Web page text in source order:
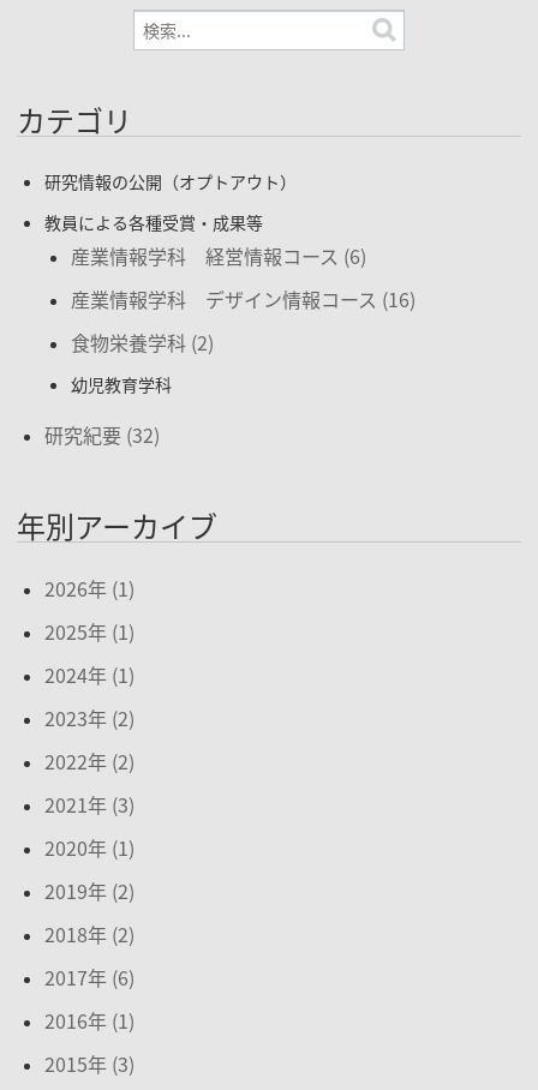
カテゴリ
研究情報の公開（オプトアウト）
教員による各種受賞・成果等
産業情報学科 経営情報コース (6)
産業情報学科 デザイン情報コース (16)
食物栄養学科 (2)
幼児教育学科
研究紀要 (32)
年別アーカイブ
2026年 (1)
2025年 (1)
2024年 (1)
2023年 (2)
2022年 (2)
2021年 (3)
2020年 (1)
2019年 (2)
2018年 (2)
2017年 (6)
2016年 (1)
2015年 (3)